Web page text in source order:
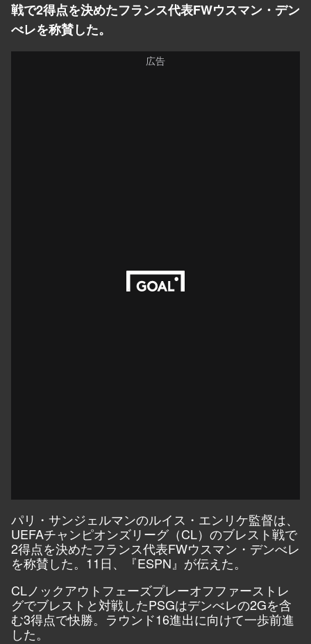
戦で2得点を決めたフランス代表FWウスマン・デン
べレを称賛した。
パリ・サンジェルマンのルイス・エンリケ監督は、
UEFAチャンピオンズリーグ（CL）のブレスト戦で
2得点を決めたフランス代表FWウスマン・デンべレ
を称賛した。11日、『ESPN』が伝えた。
CLノックアウトフェーズプレーオフファーストレ
グでブレストと対戦したPSGはデンべレの2Gを含
む3得点で快勝。ラウンド16進出に向けて一歩前進
した。